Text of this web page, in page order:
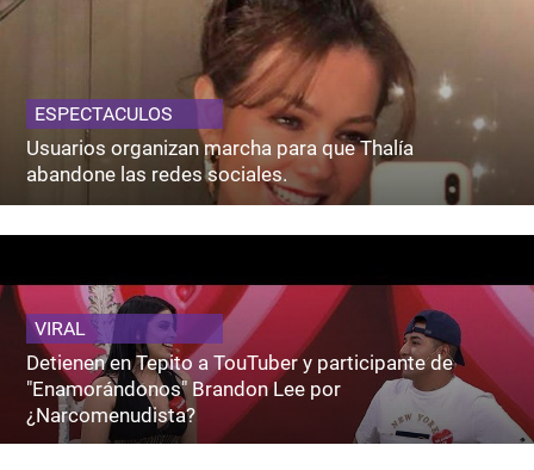
ESPECTACULOS
Usuarios organizan marcha para que Thalía
abandone las redes sociales.
VIRAL
Detienen en Tepito a TouTuber y participante de
"Enamorándonos" Brandon Lee por
¿Narcomenudista?